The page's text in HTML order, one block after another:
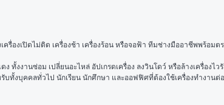
รื่องเปิดไม่ติด เครื่องช้า เครื่องร้อน หรือจอฟ้า ทีมช่างมืออาชีพพร้อ
ทั้งงานซ่อม เปลี่ยนอะไหล่ อัปเกรดเครื่อง ลงวินโดว์ หรือล้างเครื่อง
บทั้งบุคคลทั่วไป นักเรียน นักศึกษา และออฟฟิศที่ต้องใช้เครื่องทำงานต่อ